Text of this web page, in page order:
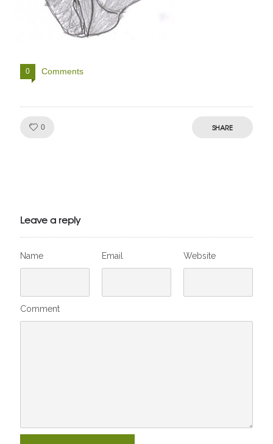
0 Comments
0 SHARE
Leave a reply
Name Email Website
Comment